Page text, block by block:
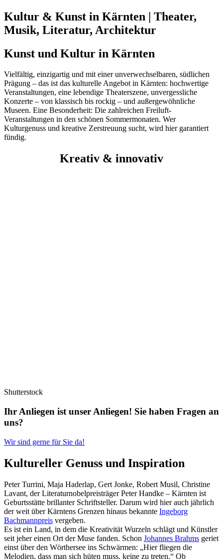
Kultur & Kunst in Kärnten | Theater,
Musik, Literatur, Architektur
Kunst und Kultur in Kärnten
Vielfältig, einzigartig und mit einer unverwechselbaren, südlichen
Prägung – das ist das kulturelle Angebot in Kärnten: hochwertige
Veranstaltungen, eine lebendige Theaterszene, unvergessliche
Konzerte – von klassisch bis rockig – und außergewöhnliche
Museen. Eine Besonderheit: Die zahlreichen Freiluft-
Veranstaltungen in den schönen Sommermonaten. Wer
Kulturgenuss und kreative Zerstreuung sucht, wird hier garantiert
fündig.
Kreativ & innovativ
Shutterstock
Ihr Anliegen ist unser Anliegen! Sie haben Fragen an
uns?
Wir sind gerne für Sie da!
Kultureller Genuss und Inspiration
Peter Turrini, Maja Haderlap, Gert Jonke, Robert Musil, Christine
Lavant, der Literaturnobelpreisträger Peter Handke – Kärnten ist
Geburtsstätte brillanter Schriftsteller. Darum wird hier auch jährlich
der weit über Kärntens Grenzen hinaus bekannte Ingeborg
Bachmannpreis vergeben.
Es ist ein Land, in dem die Kreativität Wurzeln schlägt und Künstler
seit jeher einen Ort der Muse fanden. Schon Johannes Brahms geriet
einst über den Wörthersee ins Schwärmen: „Hier fliegen die
Melodien, dass man sich hüten muss, keine zu treten.“ Ob